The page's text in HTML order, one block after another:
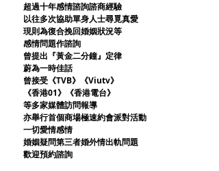
超過十年感情諮詢諮商經驗
以往多次協助單身人士尋覓真愛
現則為復合挽回婚姻狀況等
感情問題作諮詢
曾提出『黃金二分鐘』定律
蔚為一時佳話
曾接受《TVB》《Viutv》
《香港01》
《香港電台》
等多家媒體訪問報導
亦舉行首個商場極速約會派對活動
一切愛情感情
婚姻疑問第三者婚外情出軌問題
歡迎預約諮詢